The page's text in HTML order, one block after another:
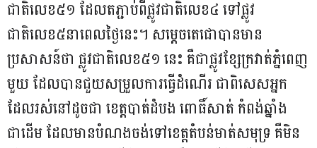
ជាតិលេខ៥១ ដែលតភ្ជាប់ពីផ្លូវជាតិលេខ៤ ទៅផ្លូវ
ជាតិលេខ៥នាពេលថ្ងៃនេះ។ សម្តេចតេជោបានមាន
ប្រសាសន៍ថា ផ្លូវជាតិលេខ៥១ នេះ គឺជាផ្លូវខ្សែក្រវាត់ភ្នំពេញ
មួយ ដែលបានជួយសម្រួលការធ្វើដំណើរ ជាពិសេសអ្នក
ដែលរស់នៅដូចជា ខេត្តបាត់ដំបង ពោធិ៍សាត់ កំពង់ឆ្នាំង
ជាដើម ដែលមានបំណងចង់ទៅខេត្តតំបន់មាត់សមុទ្រ គឺមិន